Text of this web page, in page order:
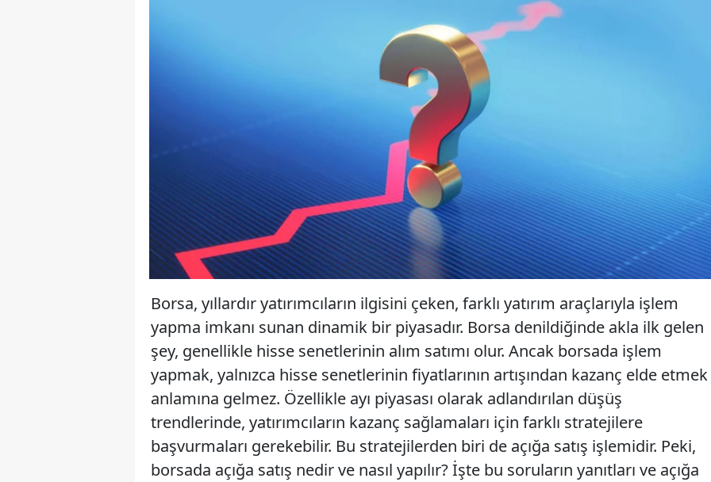
Borsa, yıllardır yatırımcıların ilgisini çeken, farklı yatırım araçlarıyla işlem
yapma imkanı sunan dinamik bir piyasadır. Borsa denildiğinde akla ilk gelen
şey, genellikle hisse senetlerinin alım satımı olur. Ancak borsada işlem
yapmak, yalnızca hisse senetlerinin fiyatlarının artışından kazanç elde etmek
anlamına gelmez. Özellikle ayı piyasası olarak adlandırılan düşüş
trendlerinde, yatırımcıların kazanç sağlamaları için farklı stratejilere
başvurmaları gerekebilir. Bu stratejilerden biri de açığa satış işlemidir. Peki,
borsada açığa satış nedir ve nasıl yapılır? İşte bu soruların yanıtları ve açığa